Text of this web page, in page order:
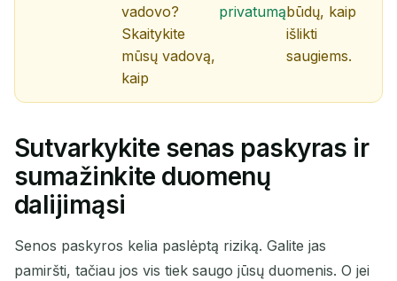
vadovo?
Skaitykite
mūsų vadovą,
kaip
privatumąbūdų, kaip
išlikti
saugiems.
Sutvarkykite senas paskyras ir
sumažinkite duomenų
dalijimąsi
Senos paskyros kelia paslėptą riziką. Galite jas
pamiršti, tačiau jos vis tiek saugo jūsų duomenis. O jei